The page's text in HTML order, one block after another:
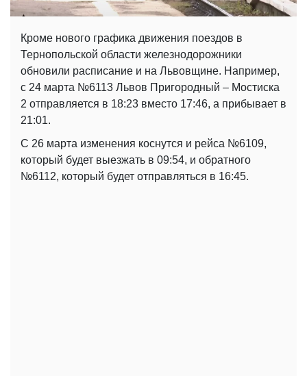
Кроме нового графика движения поездов в
Тернопольской области железнодорожники
обновили расписание и на Львовщине. Например,
с 24 марта №6113 Львов Пригородный – Мостиска
2 отправляется в 18:23 вместо 17:46, а прибывает в
21:01.
С 26 марта изменения коснутся и рейса №6109,
который будет выезжать в 09:54, и обратного
№6112, который будет отправляться в 16:45.